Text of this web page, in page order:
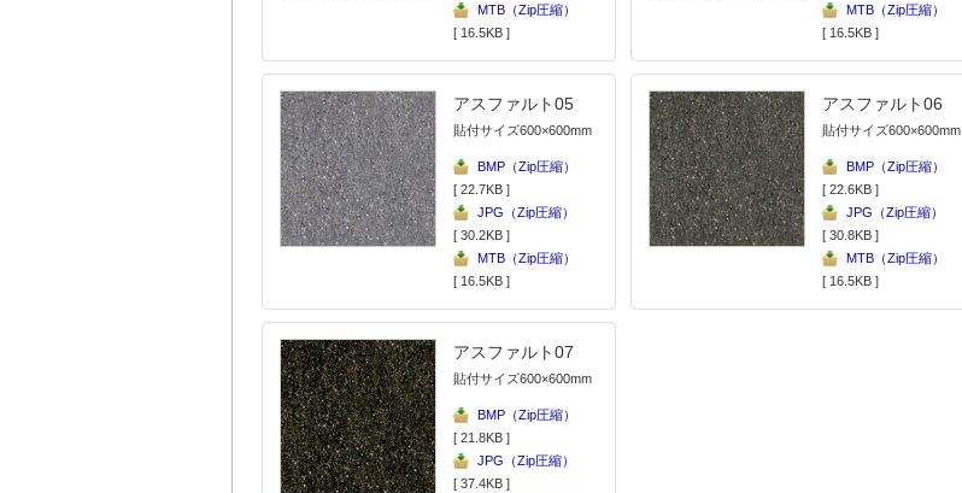
MTB（Zip圧縮）
[ 16.5KB ]
MTB（Zip圧縮）
[ 16.5KB ]
アスファルト05
貼付サイズ600×600mm
BMP（Zip圧縮）
[ 22.7KB ]
JPG（Zip圧縮）
[ 30.2KB ]
MTB（Zip圧縮）
[ 16.5KB ]
アスファルト06
貼付サイズ600×600mm
BMP（Zip圧縮）
[ 22.6KB ]
JPG（Zip圧縮）
[ 30.8KB ]
MTB（Zip圧縮）
[ 16.5KB ]
アスファルト07
貼付サイズ600×600mm
BMP（Zip圧縮）
[ 21.8KB ]
JPG（Zip圧縮）
[ 37.4KB ]